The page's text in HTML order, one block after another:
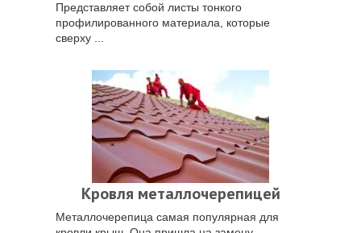
Представляет собой листы тонкого
профилированного материала, которые
сверху ...
Кровля металлочерепицей
Металлочерепица самая популярная для